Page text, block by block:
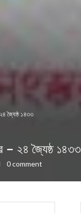
জ্যৈষ্ঠ ১৪৩৩
২৪ জ্যৈষ্ঠ ১৪৩৩
0 comment